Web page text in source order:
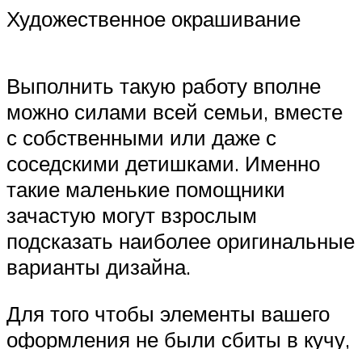
Художественное окрашивание
Выполнить такую работу вполне
можно силами всей семьи, вместе
с собственными или даже с
соседскими детишками. Именно
такие маленькие помощники
зачастую могут взрослым
подсказать наиболее оригинальные
варианты дизайна.
Для того чтобы элементы вашего
оформления не были сбиты в кучу,